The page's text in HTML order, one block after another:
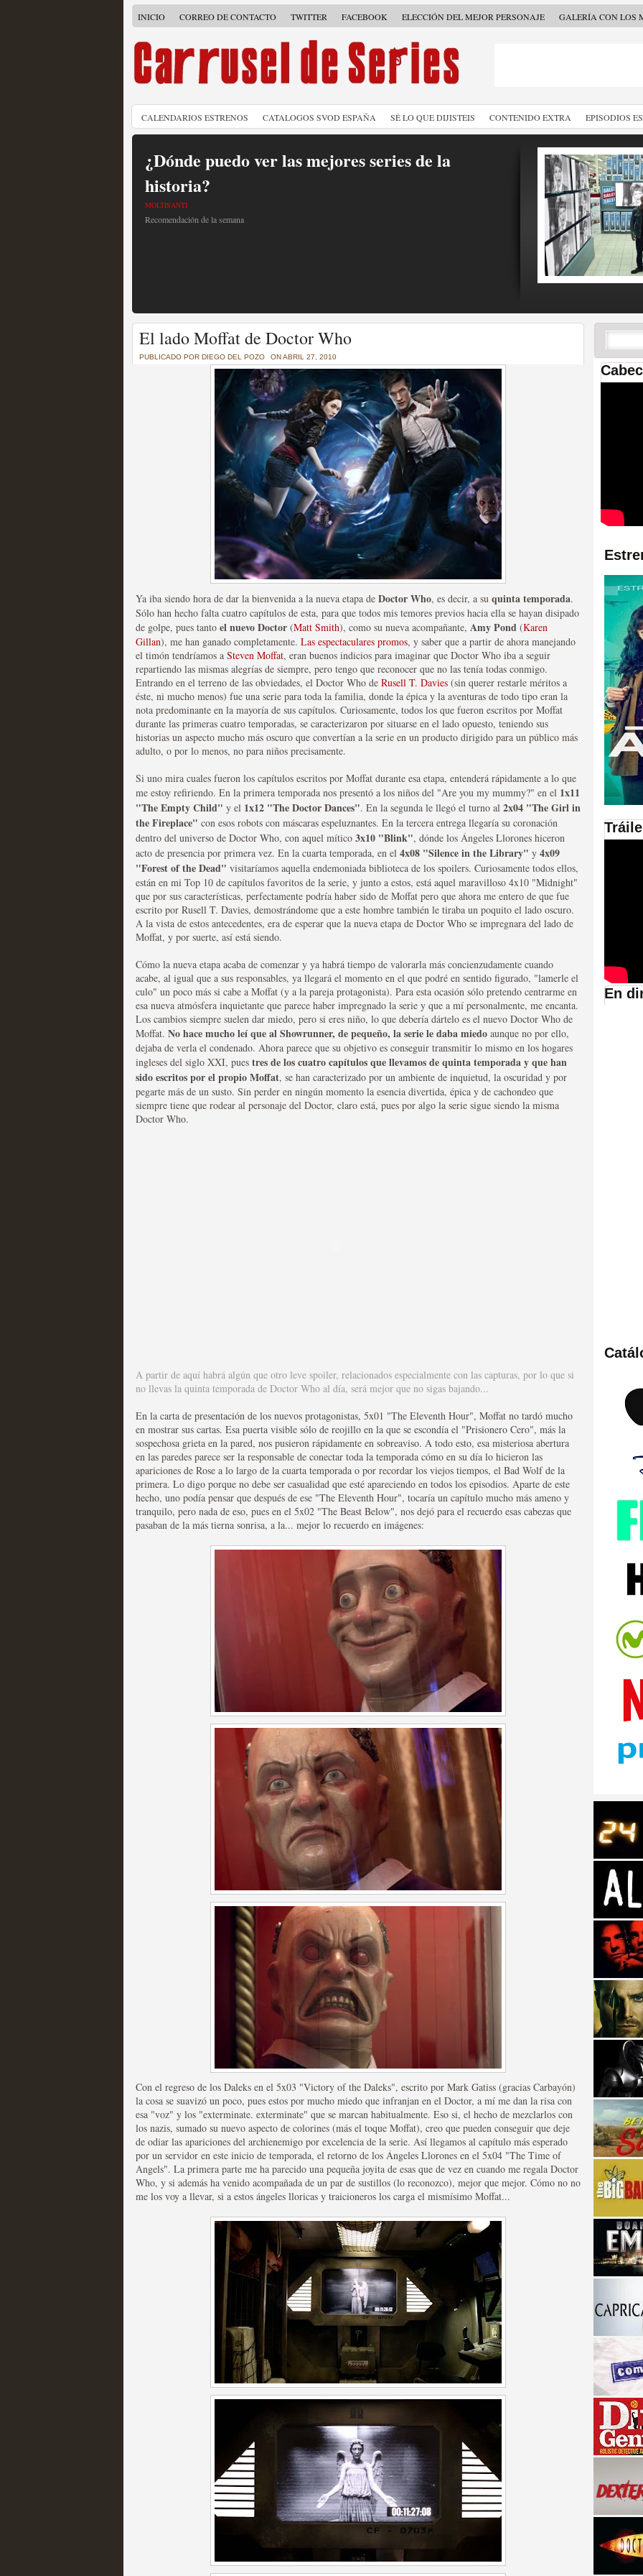
INICIO CORREO DE CONTACTO TWITTER FACEBOOK ELECCIÓN DEL MEJOR PERSONAJE GALERÍA CON LOS
CALENDARIOS ESTRENOS CATALOGOS SVOD ESPAÑA SÉ LO QUE DIJISTEIS CONTENIDO EXTRA EPISODIOS
¿Dónde puedo ver las mejores series de la
historia?
MOLTISANTI
Recomendación de la semana
Un recorrido por todas las temporadas de Game
of Thrones a través de sus mejores tráilers
Recomendación de la semana
La burbuja de los jugadores de la ficción
Recomendación de la semana
Las series disponibles en las plataformas SVOD
tienen fecha de caducidad
MOLTISANTI
Recomendación de la semana
La barrera de las 500 series al año se superará
desde Silicon Valley
MOLTISANTI
Recomendación de la semana
Mi experiencia como usuario de HBO España
MOLTISANTI
Recomendación de la semana
Fin de ciclo para las series de viajes en el tiempo
MOLTISANTI
Taboo es otra miniserie británica que no es
Las temporadas de pilotos de Amazon
Galería con los Mejores Personajes de Series de
Televisión
Recomendación de la semana
Las productoras de las estrellas de cine y
televisión
MOLTISANTI
Recomendación de la semana
Las series de 10 temporadas están en peligro de
Expediente X: Guía para descubrir la "verdad"
El lado Moffat de Doctor Who
PUBLICADO POR DIEGO DEL POZO ON ABRIL 27, 2010
Ya iba siendo hora de dar la bienvenida a la nueva etapa de Doctor Who, es decir, a su quinta temporada.
Sólo han hecho falta cuatro capítulos de esta, para que todos mis temores previos hacia ella se hayan disipado
de golpe, pues tanto el nuevo Doctor (Matt Smith), como su nueva acompañante, Amy Pond (Karen
Gillan), me han ganado completamente. Las espectaculares promos, y saber que a partir de ahora manejando
el timón tendríamos a Steven Moffat, eran buenos indicios para imaginar que Doctor Who iba a seguir
repartiendo las mismas alegrías de siempre, pero tengo que reconocer que no las tenía todas conmigo.
Entrando en el terreno de las obviedades, el Doctor Who de Rusell T. Davies (sin querer restarle méritos a
éste, ni mucho menos) fue una serie para toda la familia, donde la épica y la aventuras de todo tipo eran la
nota predominante en la mayoría de sus capítulos. Curiosamente, todos los que fueron escritos por Moffat
durante las primeras cuatro temporadas, se caracterizaron por situarse en el lado opuesto, teniendo sus
historias un aspecto mucho más oscuro que convertían a la serie en un producto dirigido para un público más
adulto, o por lo menos, no para niños precisamente.
Si uno mira cuales fueron los capítulos escritos por Moffat durante esa etapa, entenderá rápidamente a lo que
me estoy refiriendo. En la primera temporada nos presentó a los niños del "Are you my mummy?" en el 1x11
"The Empty Child" y el 1x12 "The Doctor Dances". En la segunda le llegó el turno al 2x04 "The Girl in
the Fireplace" con esos robots con máscaras espeluznantes. En la tercera entrega llegaría su coronación
dentro del universo de Doctor Who, con aquel mítico 3x10 "Blink", dónde los Ángeles Llorones hiceron
acto de presencia por primera vez. En la cuarta temporada, en el 4x08 "Silence in the Library" y 4x09
"Forest of the Dead" visitaríamos aquella endemoniada biblioteca de los spoilers. Curiosamente todos ellos,
están en mi Top 10 de capítulos favoritos de la serie, y junto a estos, está aquel maravilloso 4x10 "Midnight"
que por sus características, perfectamente podría haber sido de Moffat pero que ahora me entero de que fue
escrito por Rusell T. Davies, demostrándome que a este hombre también le tiraba un poquito el lado oscuro.
A la vista de estos antecedentes, era de esperar que la nueva etapa de Doctor Who se impregnara del lado de
Moffat, y por suerte, así está siendo.
Cómo la nueva etapa acaba de comenzar y ya habrá tiempo de valorarla más concienzudamente cuando
acabe, al igual que a sus responsables, ya llegará el momento en el que podré en sentido figurado, "lamerle el
culo" un poco más si cabe a Moffat (y a la pareja protagonista). Para esta ocasión sólo pretendo centrarme en
esa nueva atmósfera inquietante que parece haber impregnado la serie y que a mí personalmente, me encanta.
Los cambios siempre suelen dar miedo, pero si eres niño, lo que debería dártelo es el nuevo Doctor Who de
Moffat. No hace mucho leí que al Showrunner, de pequeño, la serie le daba miedo aunque no por ello,
dejaba de verla el condenado. Ahora parece que su objetivo es conseguir transmitir lo mismo en los hogares
ingleses del siglo XXI, pues tres delos cuatro capítulos que llevamos de quinta temporada y que han
sido escritos por el propio Moffat, se han caracterizado por un ambiente de inquietud, la oscuridad y por
pegarte más de un susto. Sin perder en ningún momento la esencia divertida, épica y de cachondeo que
siempre tiene que rodear al personaje del Doctor, claro está, pues por algo la serie sigue siendo la misma
Doctor Who.
A partir de aquí habrá algún que otro leve spoiler, relacionados especialmente con las capturas, por lo que si
no llevas la quinta temporada de Doctor Who al día, será mejor que no sigas bajando...
En la carta de presentación de los nuevos protagonistas, 5x01 "The Eleventh Hour", Moffat no tardó mucho
en mostrar sus cartas. Esa puerta visible sólo de reojillo en la que se escondía el "Prisionero Cero", más la
sospechosa grieta en la pared, nos pusieron rápidamente en sobreaviso. A todo esto, esa misteriosa abertura
en las paredes parece ser la responsable de conectar toda la temporada cómo en su día lo hicieron las
apariciones de Rose a lo largo de la cuarta temporada o por recordar los viejos tiempos, el Bad Wolf de la
primera. Lo digo porque no debe ser casualidad que esté apareciendo en todos los episodios. Aparte de este
hecho, uno podía pensar que después de ese "The Eleventh Hour", tocaría un capítulo mucho más ameno y
tranquilo, pero nada de eso, pues en el 5x02 "The Beast Below", nos dejó para el recuerdo esas cabezas que
pasaban de la más tierna sonrisa, a la... mejor lo recuerdo en imágenes:
Con el regreso de los Daleks en el 5x03 "Victory of the Daleks", escrito por Mark Gatiss (gracias Carbayón)
la cosa se suavizó un poco, pues estos por mucho miedo que infranjan en el Doctor, a mí me dan la risa con
esa "voz" y los "exterminate. exterminate" que se marcan habitualmente. Eso si, el hecho de mezclarlos con
los nazis, sumado su nuevo aspecto de colorines (más el toque Moffat), creo que pueden conseguir que deje
de odiar las apariciones del archienemigo por excelencia de la serie. Así llegamos al capítulo más esperado
por un servidor en este inicio de temporada, el retorno de los Ángeles Llorones en el 5x04 "The Time of
Angels". La primera parte me ha parecido una pequeña joyita de esas que de vez en cuando me regala Doctor
Who, y si además ha venido acompañada de un par de sustillos (lo reconozco), mejor que mejor. Cómo no no
me los voy a llevar, si a estos ángeles lloricas y traicioneros los carga el mismísimo Moffat...
En